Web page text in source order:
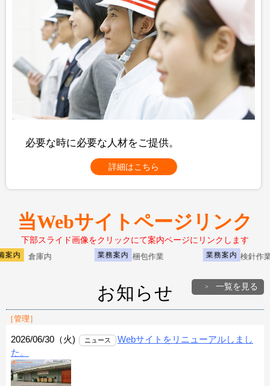
必要な時に必要な人材をご提供。
詳細はこちら
当Webサイトページリンク
下部スライド画像をクリックにて案内ページにリンクします
内 倉庫内 業務案内 梱包作業 業務案内 検針作業
お知らせ 一覧を見る
［管理］